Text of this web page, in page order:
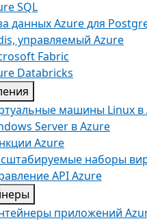
SQL
данных Azure для
управляемый Azure
Fabric
Databricks
машины Linux в
Server в Azure
Azure
наборы
API Azure
приложений